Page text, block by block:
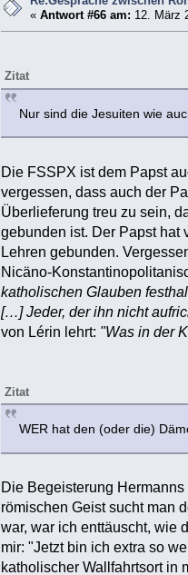
«Antwort #66 am: 12. März
Zitat
Nur sind die Jesuiten wie
Die FSSPX ist dem Papst
vergessen, dass auch der
Überlieferung treu zu sein,
gebunden ist. Der Papst hat
Lehren gebunden.
Nicäno-
katholischen Glauben
[…] Jeder, der ihn nicht
von Lérin lehrt: "Was in der
Zitat
WER hat den (oder die)
Die Begeisterung
römischen Geist sucht man
war, war ich enttäuscht, wie
mir: "Jetzt bin ich extra so
katholischer Wallfahrtsort in